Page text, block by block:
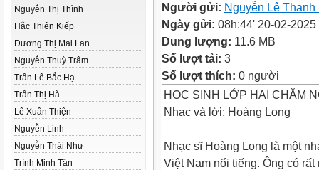
Nguyễn Thị Thình
Hắc Thiên Kiếp
Dương Thị Mai Lan
Nguyễn Thuỳ Trâm
Trần Lê Bắc Hạ
Trần Thị Hà
Lê Xuân Thiện
Nguyễn Linh
Nguyễn Thái Như
Trình Minh Tân
Người gửi: Nguyễn Lê Thanh
Ngày gửi: 08h:44' 20-02-2025
Dung lượng: 11.6 MB
Số lượt tải: 3
Số lượt thích: 0 người
HỌC SINH LỚP HAI CHĂM
Nhạc và lời: Hoàng Long
Nhạc sĩ Hoàng Long là một
Việt Nam nổi tiếng. Ông có rất